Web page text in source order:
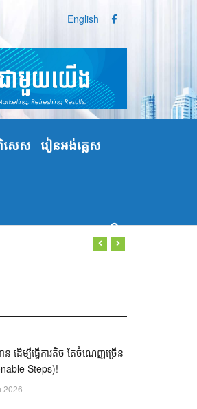
English
សេស រៀនអង់គ្លេស
ដើម្បីធ្វើការតិច តែចំណេញច្រើន
Steps)!
2026